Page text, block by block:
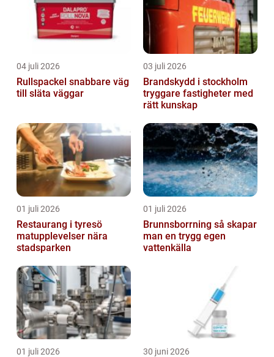
04 juli 2026
Rullspackel snabbare väg
till släta väggar
03 juli 2026
Brandskydd i stockholm
tryggare fastigheter med
rätt kunskap
01 juli 2026
Restaurang i tyresö
matupplevelser nära
stadsparken
01 juli 2026
Brunnsborrning så skapar
man en trygg egen
vattenkälla
01 juli 2026 30 juni 2026